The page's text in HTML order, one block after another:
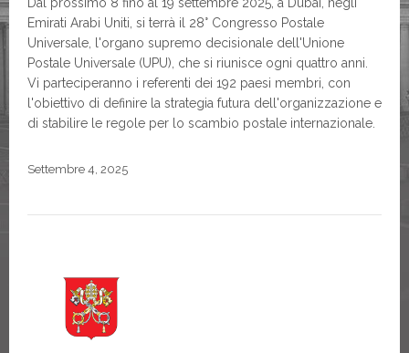
Dal prossimo 8 fino al 19 settembre 2025, a Dubai, negli
Emirati Arabi Uniti, si terrà il 28° Congresso Postale
Universale, l'organo supremo decisionale dell'Unione
Postale Universale (UPU), che si riunisce ogni quattro anni.
Vi parteciperanno i referenti dei 192 paesi membri, con
l'obiettivo di definire la strategia futura dell'organizzazione e
di stabilire le regole per lo scambio postale internazionale.
Settembre 4, 2025